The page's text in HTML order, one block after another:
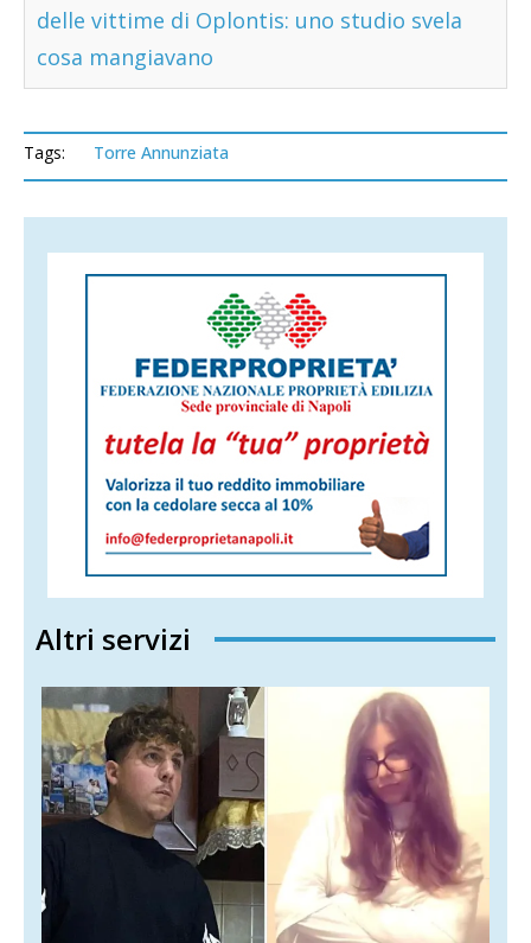
delle vittime di Oplontis: uno studio svela
cosa mangiavano
Tags: Torre Annunziata
Altri servizi